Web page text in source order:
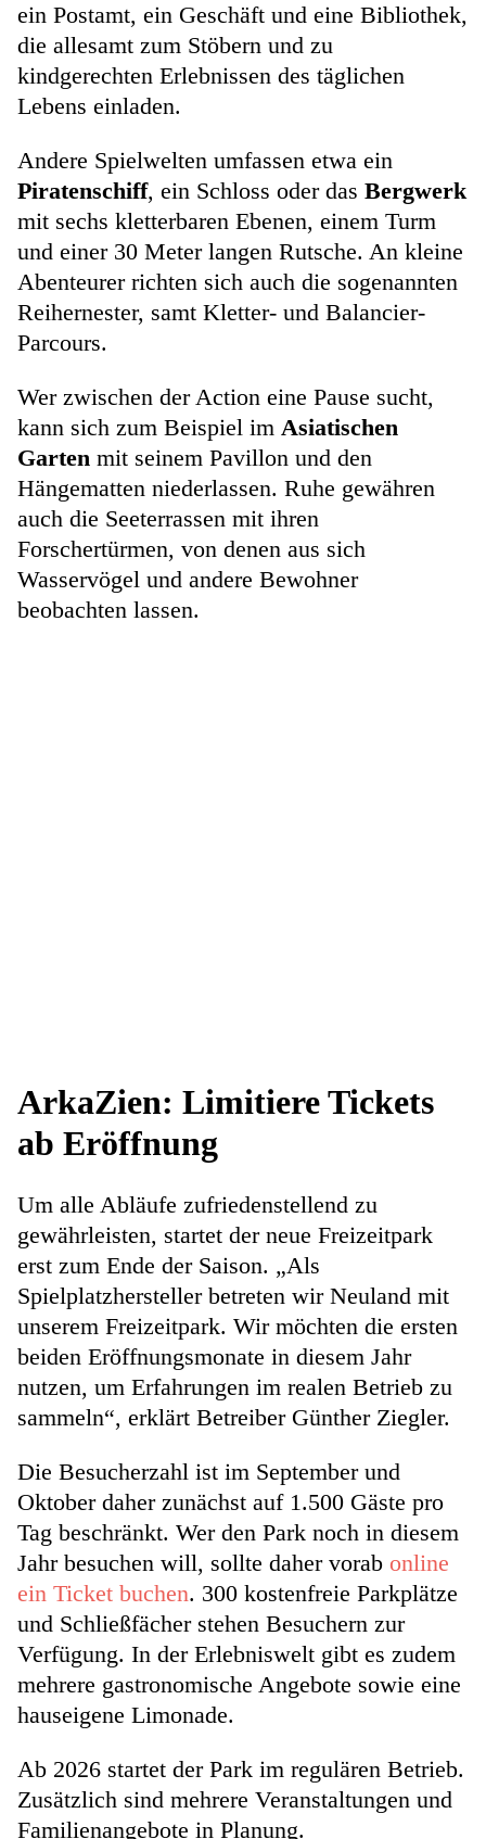
ein Postamt, ein Geschäft und eine Bibliothek,
die allesamt zum Stöbern und zu
kindgerechten Erlebnissen des täglichen
Lebens einladen.
Andere Spielwelten umfassen etwa ein
Piratenschiff, ein Schloss oder das Bergwerk
mit sechs kletterbaren Ebenen, einem Turm
und einer 30 Meter langen Rutsche. An kleine
Abenteurer richten sich auch die sogenannten
Reihernester, samt Kletter- und Balancier-
Parcours.
Wer zwischen der Action eine Pause sucht,
kann sich zum Beispiel im Asiatischen
Garten mit seinem Pavillon und den
Hängematten niederlassen. Ruhe gewähren
auch die Seeterrassen mit ihren
Forschertürmen, von denen aus sich
Wasservögel und andere Bewohner
beobachten lassen.
ArkaZien: Limitiere Tickets
ab Eröffnung
Um alle Abläufe zufriedenstellend zu
gewährleisten, startet der neue Freizeitpark
erst zum Ende der Saison. „Als
Spielplatzhersteller betreten wir Neuland mit
unserem Freizeitpark. Wir möchten die ersten
beiden Eröffnungsmonate in diesem Jahr
nutzen, um Erfahrungen im realen Betrieb zu
sammeln“, erklärt Betreiber Günther Ziegler.
Die Besucherzahl ist im September und
Oktober daher zunächst auf 1.500 Gäste pro
Tag beschränkt. Wer den Park noch in diesem
Jahr besuchen will, sollte daher vorab online
ein Ticket buchen. 300 kostenfreie Parkplätze
und Schließfächer stehen Besuchern zur
Verfügung. In der Erlebniswelt gibt es zudem
mehrere gastronomische Angebote sowie eine
hauseigene Limonade.
Ab 2026 startet der Park im regulären Betrieb.
Zusätzlich sind mehrere Veranstaltungen und
Familienangebote in Planung.